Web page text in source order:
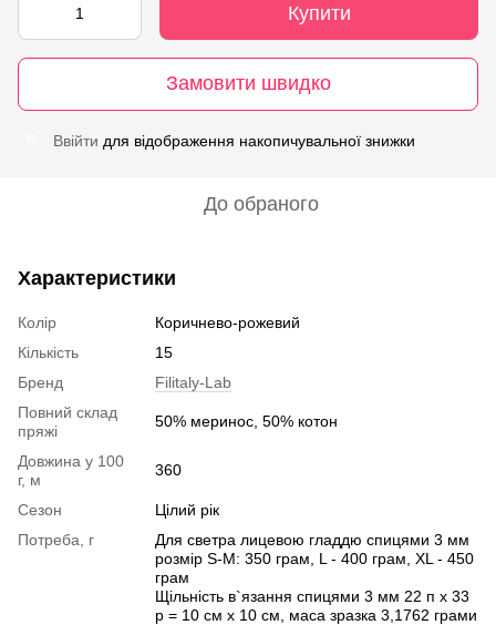
Купити
Замовити швидко
Ввійти для відображення накопичувальної знижки
До обраного
Характеристики
Колір
Коричнево-рожевий
Кількість
15
Бренд
Filitaly-Lab
Повний склад
пряжі
50% меринос, 50% котон
Довжина у 100
г, м
360
Сезон
Цілий рік
Потреба, г
Для светра лицевою гладдю спицями 3 мм
розмір S-M: 350 грам, L - 400 грам, XL - 450
грам
Щільність в`язання спицями 3 мм 22 п х 33
р = 10 см х 10 см, маса зразка 3,1762 грами